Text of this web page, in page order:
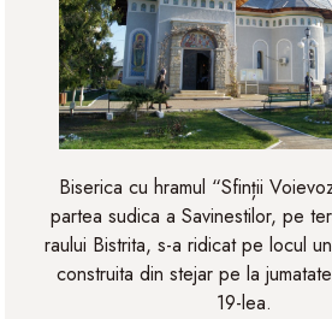
Biserica cu hramul “Sfinții
partea sudica a Savinestilor, pe
raului Bistrita, s-a ridicat pe locul
construita din stejar pe la
19-lea.